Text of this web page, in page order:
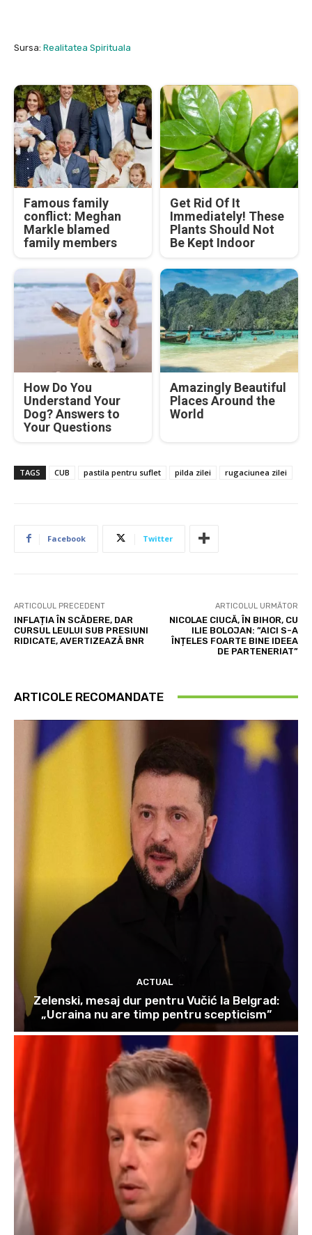
Sursa: Realitatea Spirituala
Famous family
conflict: Meghan
Markle blamed
family members
Get Rid Of It
Immediately! These
Plants Should Not
Be Kept Indoor
How Do You
Understand Your
Dog? Answers to
Your Questions
Amazingly Beautiful
Places Around the
World
TAGS CUB pastila pentru suflet pilda zilei rugaciunea zilei
Facebook Twitter
ARTICOLUL PRECEDENT
INFLAȚIA ÎN SCĂDERE, DAR
CURSUL LEULUI SUB PRESIUNI
RIDICATE, AVERTIZEAZĂ BNR
ARTICOLUL URMĂTOR
NICOLAE CIUCĂ, ÎN BIHOR, CU
ILIE BOLOJAN: ”AICI S-A
ÎNȚELES FOARTE BINE IDEEA
DE PARTENERIAT”
ARTICOLE RECOMANDATE
ACTUAL
Zelenski, mesaj dur pentru Vučić la Belgrad:
„Ucraina nu are timp pentru scepticism”